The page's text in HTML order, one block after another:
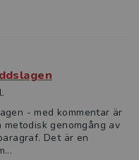
- med kommentar är
genomgång av
Det är en